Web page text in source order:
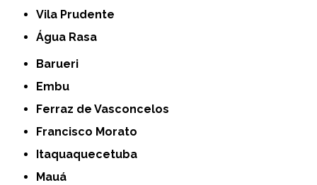
Vila Prudente
Água Rasa
Barueri
Embu
Ferraz de Vasconcelos
Francisco Morato
Itaquaquecetuba
Mauá